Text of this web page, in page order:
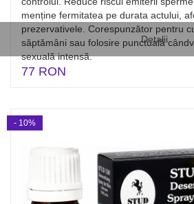
Detalii
menține fermitatea pe durata actului,
prezervativele. Corespunzător pentru
săptămâni sau folosire punctuală
sexuală intensă.
77 RON
- 10%